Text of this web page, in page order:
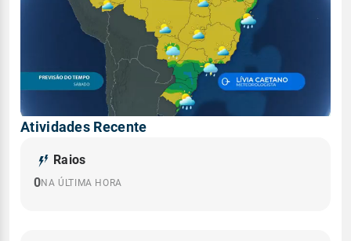
Atividades Recente
Raios
0NA ÚLTIMA HORA